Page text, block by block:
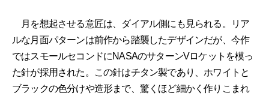
月を想起させる意匠は、ダイアル側にも見られる。リア
ルな月面パターンは前作から踏襲したデザインだが、今作
ではスモールセコンドにNASAのサターンVロケットを模っ
た針が採用された。この針はチタン製であり、ホワイトと
ブラックの色分けや造形まで、驚くほど細かく作りこまれ